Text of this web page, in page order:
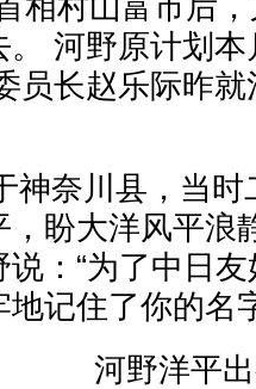
相村山富市后
河野原计划
员长赵乐际昨
神奈川县，当
盼大洋风平浪
：“为了中日
记住了你的名
河野洋平